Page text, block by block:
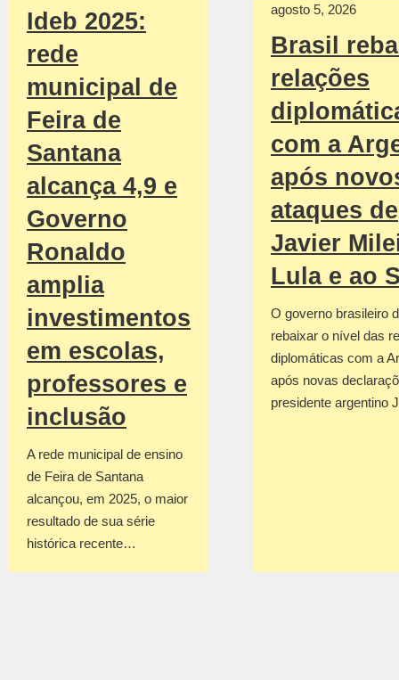
Ideb 2025:
rede
municipal de
Feira de
Santana
alcança 4,9 e
Governo
Ronaldo
amplia
investimentos
em escolas,
professores e
inclusão
A rede municipal de ensino
de Feira de Santana
alcançou, em 2025, o maior
resultado de sua série
histórica recente…
agosto 5, 2026
Brasil
relações
com a
após
ataques de
Javier
Lula e ao
O governo brasileiro
rebaixar o nível das
diplomáticas com a
após novas
presidente argentino